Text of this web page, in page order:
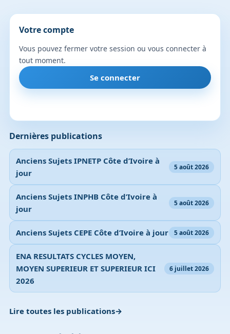
Dernières publications
Anciens Sujets IPNETP Côte d’Ivoire à
jour
5 août 2026
Anciens Sujets INPHB Côte d’Ivoire à
jour
5 août 2026
Anciens Sujets CEPE Côte d’Ivoire à jour 5 août 2026
ENA RESULTATS CYCLES MOYEN,
MOYEN SUPERIEUR ET SUPERIEUR ICI
2026
6 juillet 2026
Lire toutes les publications
Votre compte
Vous pouvez fermer votre session ou vous connecter à
tout moment.
Se connecter